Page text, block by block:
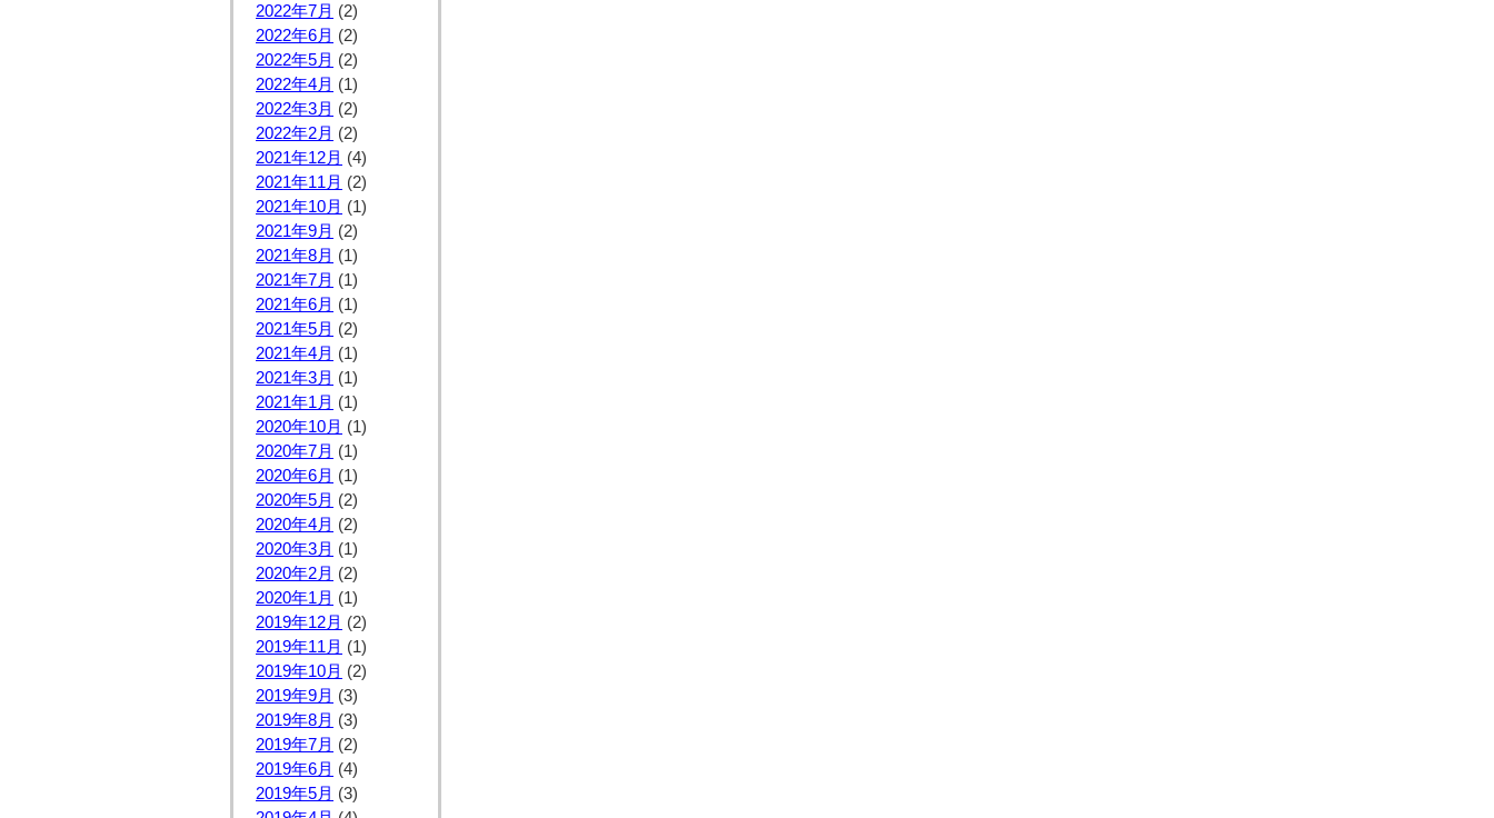
2022年7月 (2)
2022年6月 (2)
2022年5月 (2)
2022年4月 (1)
2022年3月 (2)
2022年2月 (2)
2021年12月 (4)
2021年11月 (2)
2021年10月 (1)
2021年9月 (2)
2021年8月 (1)
2021年7月 (1)
2021年6月 (1)
2021年5月 (2)
2021年4月 (1)
2021年3月 (1)
2021年1月 (1)
2020年10月 (1)
2020年7月 (1)
2020年6月 (1)
2020年5月 (2)
2020年4月 (2)
2020年3月 (1)
2020年2月 (2)
2020年1月 (1)
2019年12月 (2)
2019年11月 (1)
2019年10月 (2)
2019年9月 (3)
2019年8月 (3)
2019年7月 (2)
2019年6月 (4)
2019年5月 (3)